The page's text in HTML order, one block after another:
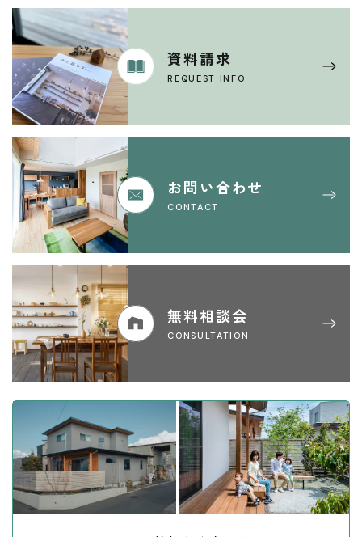
資料請求
REQUEST INFO
お問い合わせ
CONTACT
無料相談会
CONSULTATION